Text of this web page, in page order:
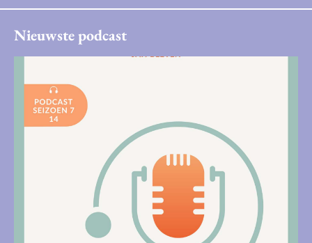
Nieuwste podcast